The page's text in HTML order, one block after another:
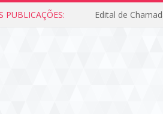
PUBLICAÇÕES: Edital de